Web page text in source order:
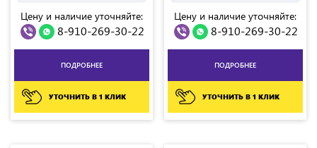
Цену и наличие уточняйте:
8-910-269-30-22
ПОДРОБНЕЕ
УТОЧНИТЬ В 1 КЛИК
Цену и наличие уточняйте:
8-910-269-30-22
ПОДРОБНЕЕ
УТОЧНИТЬ В 1 КЛИК